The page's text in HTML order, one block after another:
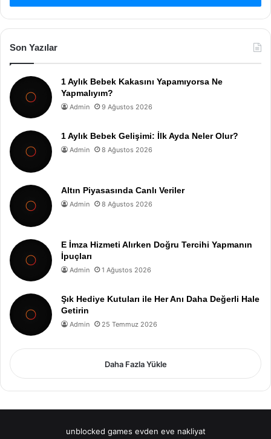
Son Yazılar
1 Aylık Bebek Kakasını Yapamıyorsa Ne
Yapmalıyım?
Admin 9 Ağustos 2026
1 Aylık Bebek Gelişimi: İlk Ayda Neler Olur?
Admin 8 Ağustos 2026
Altın Piyasasında Canlı Veriler
Admin 8 Ağustos 2026
E İmza Hizmeti Alırken Doğru Tercihi Yapmanın
İpuçları
Admin 1 Ağustos 2026
Şık Hediye Kutuları ile Her Anı Daha Değerli Hale
Getirin
Admin 25 Temmuz 2026
Daha Fazla Yükle
unblocked games evden eve nakliyat